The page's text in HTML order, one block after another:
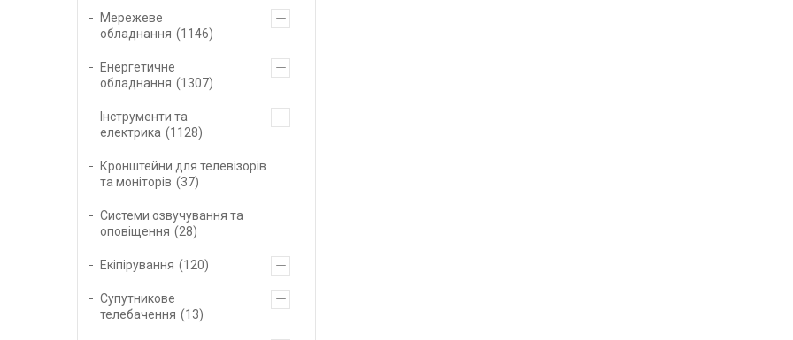
Мережеве
обладнання
1146
Енергетичне
обладнання
1307
Інструменти та
електрика
1128
Кронштейни для телевізорів
та моніторів
37
Системи озвучування та
оповіщення
28
Екіпірування 120
Супутникове
телебачення
13